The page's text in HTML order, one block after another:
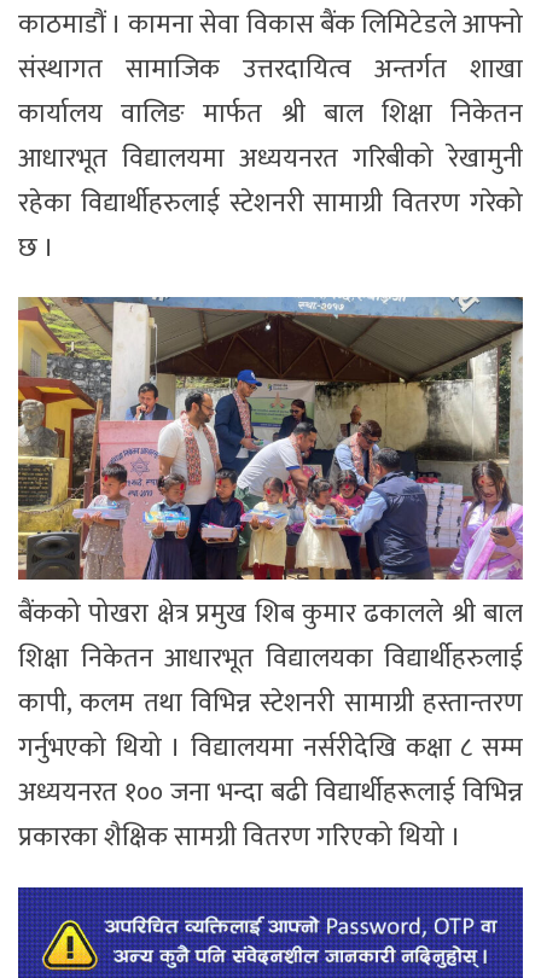
काठमाडौं । कामना सेवा विकास बैंक लिमिटेडले आफ्नो
संस्थागत सामाजिक उत्तरदायित्व अन्तर्गत शाखा
कार्यालय वालिङ मार्फत श्री बाल शिक्षा निकेतन
आधारभूत विद्यालयमा अध्ययनरत गरिबीको रेखामुनी
रहेका विद्यार्थीहरुलाई स्टेशनरी सामाग्री वितरण गरेको
छ ।
बैंकको पोखरा क्षेत्र प्रमुख शिब कुमार ढकालले श्री बाल
शिक्षा निकेतन आधारभूत विद्यालयका विद्यार्थीहरुलाई
कापी, कलम तथा विभिन्न स्टेशनरी सामाग्री हस्तान्तरण
गर्नुभएको थियो । विद्यालयमा नर्सरीदेखि कक्षा ८ सम्म
अध्ययनरत १०० जना भन्दा बढी विद्यार्थीहरूलाई विभिन्न
प्रकारका शैक्षिक सामग्री वितरण गरिएको थियो ।